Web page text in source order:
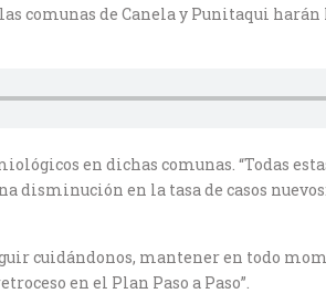
comunas de Canela y Punitaqui
en dichas comunas. “Todas
en la tasa de casos nuevos:
cuidándonos, mantener en todo
en el Plan Paso a Paso”.